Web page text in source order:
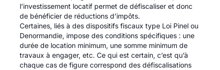
l’investissement locatif permet de défiscaliser et donc
de bénéficier de réductions d’impôts.
Certaines, liés à des dispositifs fiscaux type Loi Pinel ou
Denormandie, impose des conditions spécifiques : une
durée de location minimum, une somme minimum de
travaux à engager, etc. Ce qui est certain, c’est qu’à
chaque cas de figure correspond des défiscalisations